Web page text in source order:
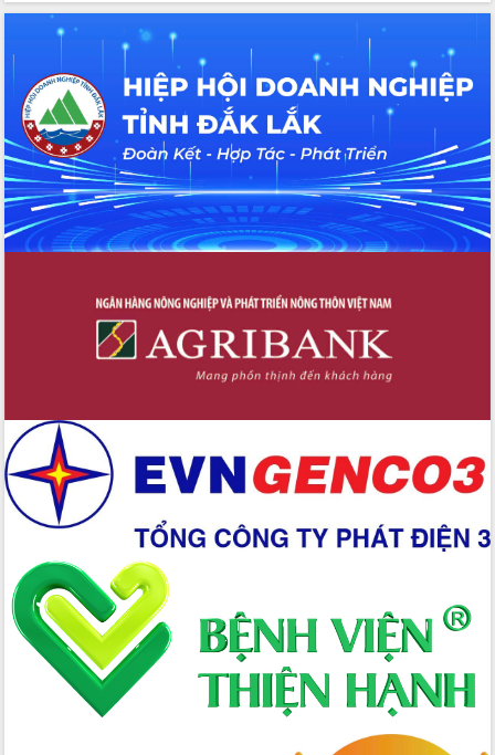
Hồ Thị Nguyên Thảo làm việc tại Trung
tâm Phục vụ hành chính công xã Ea
Xây dựng nền hành chính số đồng
hành cùng nông dân dân, doanh nghiệp
Giai đoạn 2026-2030, Đắk Lắk phấn
đấu có 77% xã đạt chuẩn nông thôn
mới
Chuyển đổi số 'mở đường' cho nông
nghiệp Đắk Lắk tăng trưởng bứt phá
Triển khai đồng bộ đo đạc, lập hồ sơ
Ứng dụng sinh trắc học - Bước tiến
trong hành trình chuyển đổi số tại Đắk
Đảng từ Sổ tay đảng viên điện tử
Đắk Lắk đẩy mạnh nuôi biển công
nghệ, hướng tới phát triển thủy sản
bền vững
Tập huấn nâng cao năng lực triển khai
chuyển đổi số cho cán bộ, công chức
cấp xã
Đắk Lắk phát động hưởng ứng Ngày
Quyền của người tiêu dùng Việt Nam
2026
Đẩy mạnh cải cách hành chính, quyết
tâm đạt được mục tiêu tăng trưởng
hai con số trong năm 2026